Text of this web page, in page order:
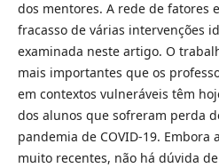
dos mentores. A rede de fatores
fracasso de várias intervenções
examinada neste artigo. O
mais importantes que os
em contextos vulneráveis têm
dos alunos que sofreram perda
pandemia de COVID-19. Embora
muito recentes, não há dúvida